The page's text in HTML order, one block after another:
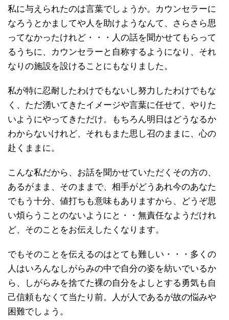
私に与えられたのは言葉でしょうか。カウンセラーに
なろうとかましてや人を助けようなんて、さらさら思
ってなかったけれど・・・人の話を聞かせてもらって
るうちに、カウンセラーと自称するようになり、それ
なりの施設を設けることにもなりました。
私が特に忍耐したわけでもないし努力したわけでもな
く、ただ湧いてきたイメージや言葉に任せて、やりた
いようにやってきただけ。もちろん明日はどうなるか
わからないけれど、それもまた思し召のままに、心の
赴くままに。
こんな私だから、お話を聞かせていただくその方の、
あるがまま、そのままで、相手がどうあれ今のあなた
でもう十分、値打ちも意味もありますから、どうぞ思
い煩らうことのないようにと・・無責任なようだけれ
ど、そのことをお伝えしたくなります。
でもそのことを伝えるのはとても難しい・・・多くの
人はいろんなしがらみの中で自分の姿を紡いでいるか
ら、しがらみを捨てた裸の自分をよしとする勇気も自
己信頼もなくて当たり前。人が人であるが故の悩みや
困難でしょう。